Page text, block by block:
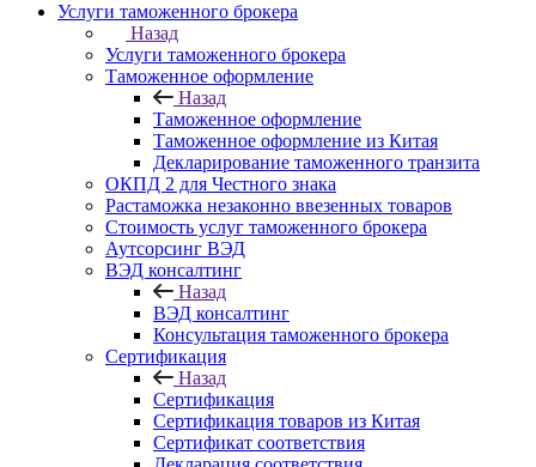
Услуги таможенного брокера
Назад
Услуги таможенного брокера
Таможенное оформление
Назад
Таможенное оформление
Таможенное оформление из Китая
Декларирование таможенного транзита
ОКПД 2 для Честного знака
Растаможка незаконно ввезенных товаров
Стоимость услуг таможенного брокера
Аутсорсинг ВЭД
ВЭД консалтинг
Назад
ВЭД консалтинг
Консультация таможенного брокера
Сертификация
Назад
Сертификация
Сертификация товаров из Китая
Сертификат соответствия